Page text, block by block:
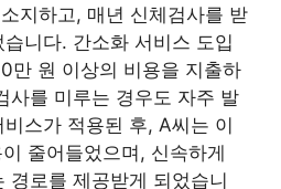
지하고, 매년 신체검사를 받
니다. 간소화 서비스 도입
만 원 이상의 비용을 지출하
사를 미루는 경우도 자주 발
스가 적용된 후, A씨는 이
줄어들었으며, 신속하게
경로를 제공받게 되었습니